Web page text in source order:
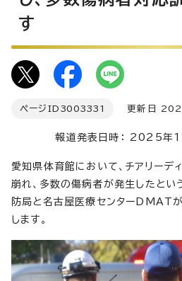
す
ページID 3003331 更新日
報道発表日時： 2025
愛知県体育館において、チアリーデ
崩れ、多数の傷病者が発生したとい
防局と名古屋医療センターDMAT
します。